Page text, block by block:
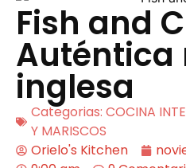
Fish and
Auténtica
inglesa
Categorias: COCINA
Y MARISCOS
Orielo's Kitchen